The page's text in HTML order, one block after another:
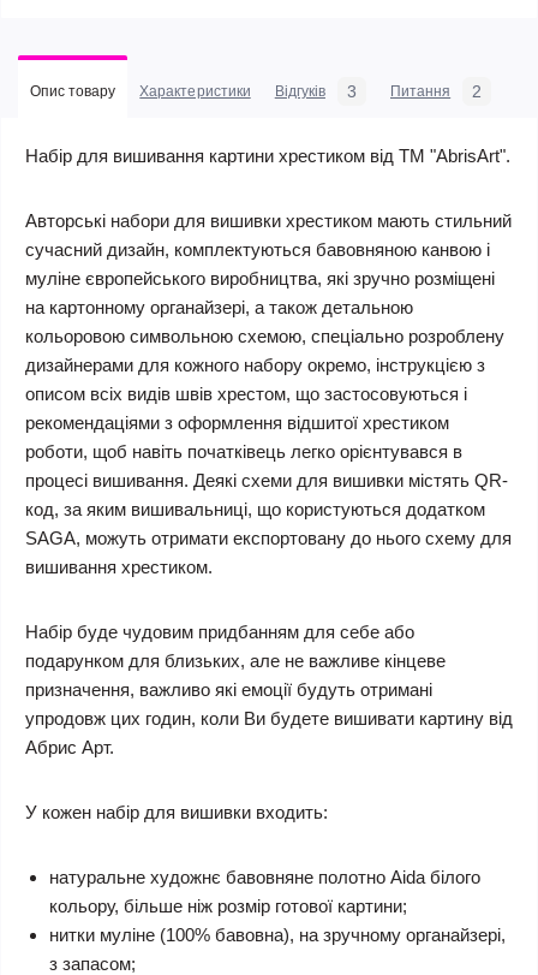
Опис товару Характеристики Відгуків 3 Питання 2
Набір для вишивання картини хрестиком від ТМ "AbrisArt".
Авторські набори для вишивки хрестиком мають стильний
сучасний дизайн, комплектуються бавовняною канвою і
муліне європейського виробництва, які зручно розміщені
на картонному органайзері, а також детальною
кольоровою символьною схемою, спеціально розроблену
дизайнерами для кожного набору окремо, інструкцією з
описом всіх видів швів хрестом, що застосовуються і
рекомендаціями з оформлення відшитої хрестиком
роботи, щоб навіть початківець легко орієнтувався в
процесі вишивання. Деякі схеми для вишивки містять QR-
код, за яким вишивальниці, що користуються додатком
SAGA, можуть отримати експортовану до нього схему для
вишивання хрестиком.
Набір буде чудовим придбанням для себе або
подарунком для близьких, але не важливе кінцеве
призначення, важливо які емоції будуть отримані
упродовж цих годин, коли Ви будете вишивати картину від
Абрис Арт.
У кожен набір для вишивки входить:
натуральне художнє бавовняне полотно Aida білого
кольору, більше ніж розмір готової картини;
нитки муліне (100% бавовна), на зручному органайзері,
з запасом;